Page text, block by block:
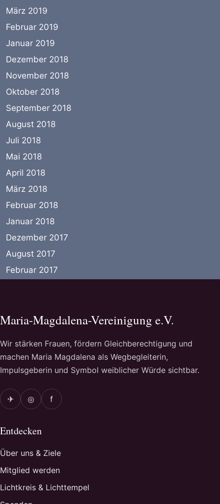
März 2019
Februar 2019
Januar 2019
Dezember 2018
November 2018
Oktober 2018
September 2018
August 2018
Juli 2018
Mai 2018
April 2018
März 2018
Februar 2018
Januar 2018
Dezember 2017
August 2017
Februar 2017
Maria-Magdalena-Vereinigung e.V.
Wir stärken Frauen, fördern Gleichberechtigung und
machen Maria Magdalena als Wegbegleiterin,
Impulsgeberin und Symbol weiblicher Würde sichtbar.
✈ ◎ f
Entdecken
Über uns & Ziele
Mitglied werden
Lichtkreis & Lichttempel